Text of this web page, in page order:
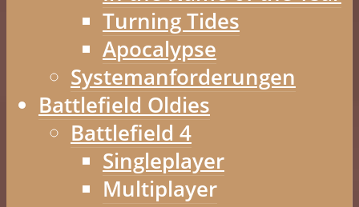
Turning Tides
Apocalypse
Systemanforderungen
Battlefield Oldies
Battlefield 4
Singleplayer
Multiplayer